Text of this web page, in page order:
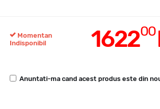
162200
Momentan
Indisponibil
Anuntati-ma cand acest produs este din